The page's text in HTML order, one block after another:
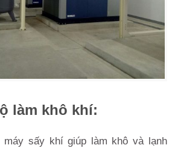
làm khô khí:
sấy khí giúp làm khô và lạnh